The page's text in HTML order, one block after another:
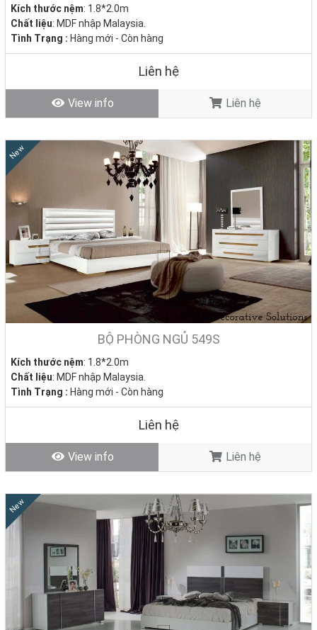
giường hộc kéo, giường bọc vải, giường bọc nệm, giường bọc da,
giường ngủ gỗ, giường ngủ có ngăn kéođẹp giá rẻ nhất thị trường.
BST 100+ Mẫu Bộ Giường Ngủ Giá Rẻ Đẹp Hiện Đại
Hot Nhất Năm!
Kích thước nệm: 1.8*2.0m
Chất liệu: MDF nhập Malaysia.
Tình Trạng : Hàng mới - Còn hàng
Liên hệ
View info Liên hệ
New
BỘ PHÒNG NGỦ 549S
Kích thước nệm: 1.8*2.0m
Chất liệu: MDF nhập Malaysia.
Tình Trạng : Hàng mới - Còn hàng
Liên hệ
View info Liên hệ
New